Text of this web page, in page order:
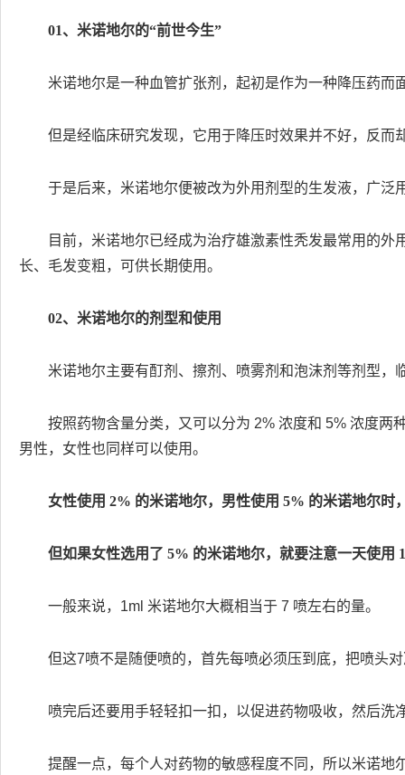
01、米诺地尔的“前世今生”
米诺地尔是一种血管扩张剂，起初是作为一种降压药而
但是经临床研究发现，它用于降压时效果并不好，反而
于是后来，米诺地尔便被改为外用剂型的生发液，广
目前，米诺地尔已经成为治疗雄激素性秃发最常用的
长、毛发变粗，可供长期使用。
02、米诺地尔的剂型和使用
米诺地尔主要有酊剂、擦剂、喷雾剂和泡沫剂等剂型，
按照药物含量分类，又可以分为 2% 浓度和 5% 浓度两
男性，女性也同样可以使用。
女性使用 2% 的米诺地尔，男性使用 5% 的米诺地尔时
但如果女性选用了 5% 的米诺地尔，就要注意一天使用
一般来说，1ml 米诺地尔大概相当于 7 喷左右的量。
但这7喷不是随便喷的，首先每喷必须压到底，把喷头
喷完后还要用手轻轻扣一扣，以促进药物吸收，然后洗
提醒一点，每个人对药物的敏感程度不同，所以米诺